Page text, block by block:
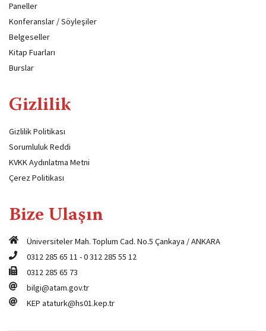
Paneller
Konferanslar / Söyleşiler
Belgeseller
Kitap Fuarları
Burslar
Gizlilik
Gizlilik Politikası
Sorumluluk Reddi
KVKK Aydınlatma Metni
Çerez Politikası
Bize Ulaşın
Üniversiteler Mah. Toplum Cad. No.5 Çankaya / ANKARA
0312 285 65 11 -0 312 285 55 12
0312 285 65 73
bilgi@atam.gov.tr
KEP ataturk@hs01.kep.tr